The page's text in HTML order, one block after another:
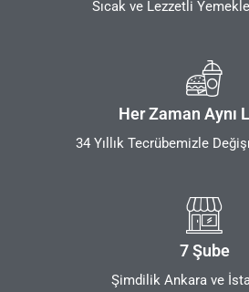
Sıcak ve Lezzetli
Her Zaman Aynı
34 Yıllık Tecrübemizle
7 Şube
Şimdilik Ankara ve